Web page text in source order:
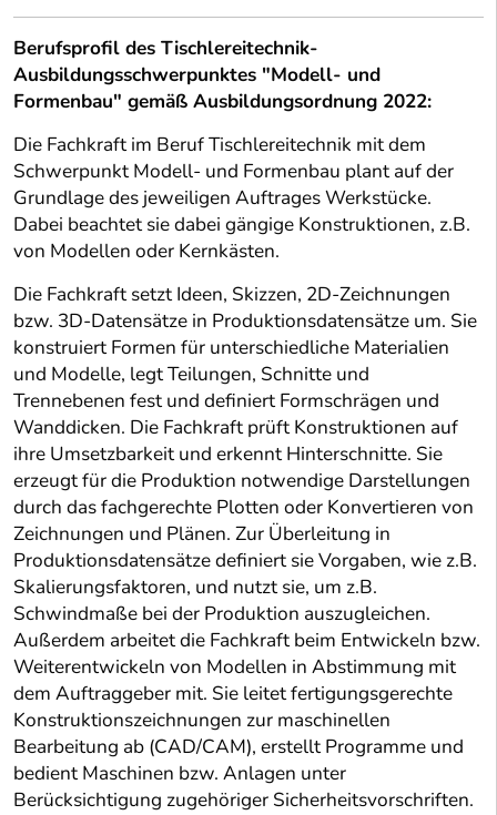
Berufsprofil des Tischlereitechnik-
Ausbildungsschwerpunktes "Modell- und
Formenbau" gemäß Ausbildungsordnung 2022:
Die Fachkraft im Beruf Tischlereitechnik mit dem
Schwerpunkt Modell- und Formenbau plant auf der
Grundlage des jeweiligen Auftrages Werkstücke.
Dabei beachtet sie dabei gängige Konstruktionen, z.B.
von Modellen oder Kernkästen.
Die Fachkraft setzt Ideen, Skizzen, 2D-Zeichnungen
bzw. 3D-Datensätze in Produktionsdatensätze um. Sie
konstruiert Formen für unterschiedliche Materialien
und Modelle, legt Teilungen, Schnitte und
Trennebenen fest und definiert Formschrägen und
Wanddicken. Die Fachkraft prüft Konstruktionen auf
ihre Umsetzbarkeit und erkennt Hinterschnitte. Sie
erzeugt für die Produktion notwendige Darstellungen
durch das fachgerechte Plotten oder Konvertieren von
Zeichnungen und Plänen. Zur Überleitung in
Produktionsdatensätze definiert sie Vorgaben, wie z.B.
Skalierungsfaktoren, und nutzt sie, um z.B.
Schwindmaße bei der Produktion auszugleichen.
Außerdem arbeitet die Fachkraft beim Entwickeln bzw.
Weiterentwickeln von Modellen in Abstimmung mit
dem Auftraggeber mit. Sie leitet fertigungsgerechte
Konstruktionszeichnungen zur maschinellen
Bearbeitung ab (CAD/CAM), erstellt Programme und
bedient Maschinen bzw. Anlagen unter
Berücksichtigung zugehöriger Sicherheitsvorschriften.